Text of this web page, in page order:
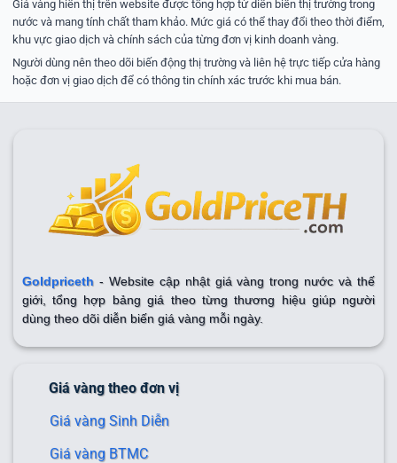
Giá vàng hiển thị trên website được tổng hợp từ diễn biến thị trường trong
nước và mang tính chất tham khảo. Mức giá có thể thay đổi theo thời điểm,
khu vực giao dịch và chính sách của từng đơn vị kinh doanh vàng.
Người dùng nên theo dõi biến động thị trường và liên hệ trực tiếp cửa hàng
hoặc đơn vị giao dịch để có thông tin chính xác trước khi mua bán.
Goldpriceth- Website cập nhật giá vàng trong nước và thế
giới, tổng hợp bảng giá theo từng thương hiệu giúp người
dùng theo dõi diễn biến giá vàng mỗi ngày.
Giá vàng theo đơn vị
Giá vàng Sinh Diễn
Giá vàng BTMC